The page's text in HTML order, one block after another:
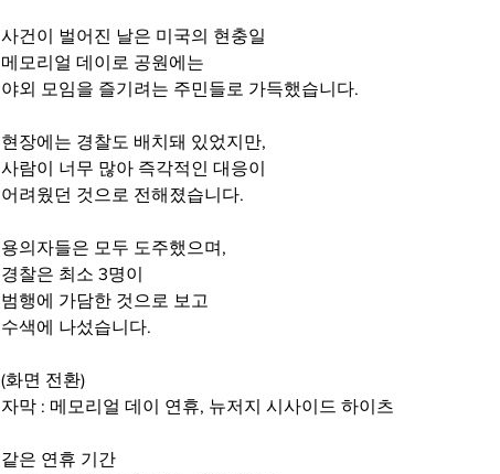
사건이 벌어진 날은 미국의 현충일
메모리얼 데이로 공원에는
야외 모임을 즐기려는 주민들로 가득했습니다.
현장에는 경찰도 배치돼 있었지만,
사람이 너무 많아 즉각적인 대응이
어려웠던 것으로 전해졌습니다.
용의자들은 모두 도주했으며,
경찰은 최소 3명이
범행에 가담한 것으로 보고
수색에 나섰습니다.
(화면 전환)
자막 : 메모리얼 데이 연휴, 뉴저지 시사이드 하이츠
같은 연휴 기간